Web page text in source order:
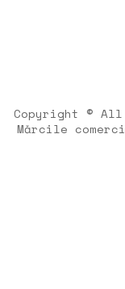
Copyright ©
Mărcile